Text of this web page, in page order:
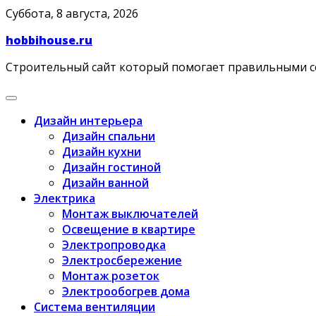
Skip
content
Суббота, 8 августа, 2026
hobbihouse.ru
Строительный сайт который помогает правильными
Дизайн интерьера
Дизайн спальни
Дизайн кухни
Дизайн гостиной
Дизайн ванной
Электрика
Монтаж выключателей
Освещение в квартире
Электропроводка
Электросбережение
Монтаж розеток
Электрообогрев дома
Система вентиляции